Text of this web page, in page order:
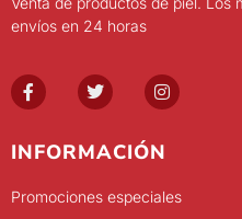
envíos en 24 horas
INFORMACIÓN
Promociones especiales